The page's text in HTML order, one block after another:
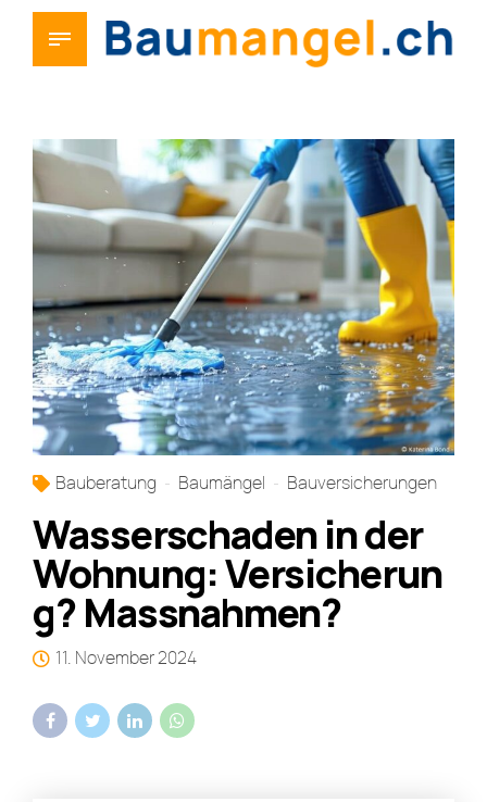
Bauberatung Baumängel Bauversicherungen
Wasserschaden in der
Wohnung: Versicherun
g? Massnahmen?
11. November 2024